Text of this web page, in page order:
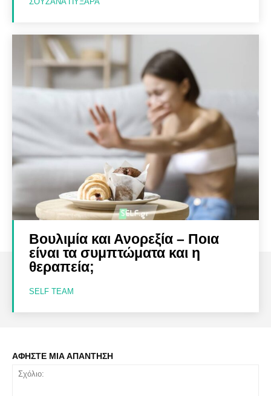
Βουλιμία και Ανορεξία – Ποια
είναι τα συμπτώματα και η
θεραπεία;
SELF TEAM
ΑΦΗΣΤΕ ΜΙΑ ΑΠΑΝΤΗΣΗ